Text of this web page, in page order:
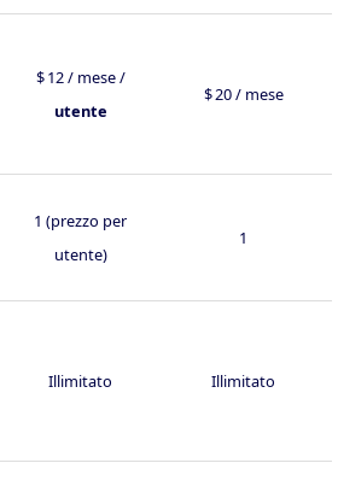
$ 12 / mese /
utente
$ 20 / mese
1 (prezzo per
utente)
1
Illimitato Illimitato